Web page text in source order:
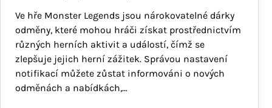
Ve hře Monster Legends jsou nárokovatelné dárky
odměny, které mohou hráči získat prostřednictvím
různých herních aktivit a událostí, čímž se
zlepšuje jejich herní zážitek. Správou nastavení
notifikací můžete zůstat informováni o nových
odměnách a nabídkách,…